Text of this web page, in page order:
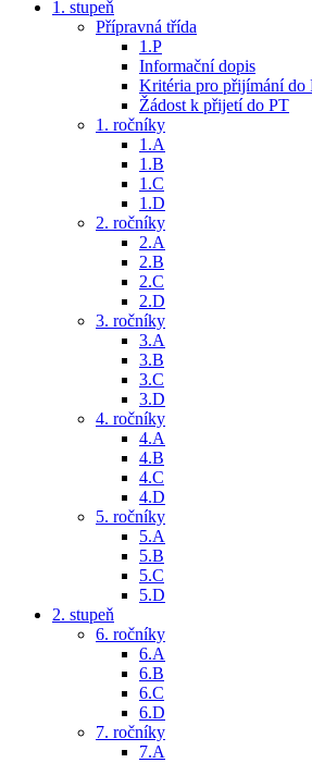
1. stupeň
Přípravná třída
1.P
Informační dopis
Kritéria pro přijímání do
Žádost k přijetí do PT
1. ročníky
1.A
1.B
1.C
1.D
2. ročníky
2.A
2.B
2.C
2.D
3. ročníky
3.A
3.B
3.C
3.D
4. ročníky
4.A
4.B
4.C
4.D
5. ročníky
5.A
5.B
5.C
5.D
2. stupeň
6. ročníky
6.A
6.B
6.C
6.D
7. ročníky
7.A